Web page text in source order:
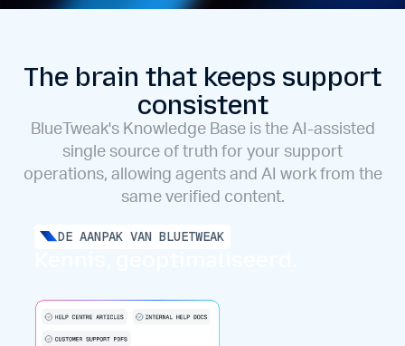
The brain that keeps support
consistent
BlueTweak's Knowledge Base is the AI-assisted
single source of truth for your support
operations, allowing agents and AI work from the
same verified content.
DE AANPAK VAN BLUETWEAK